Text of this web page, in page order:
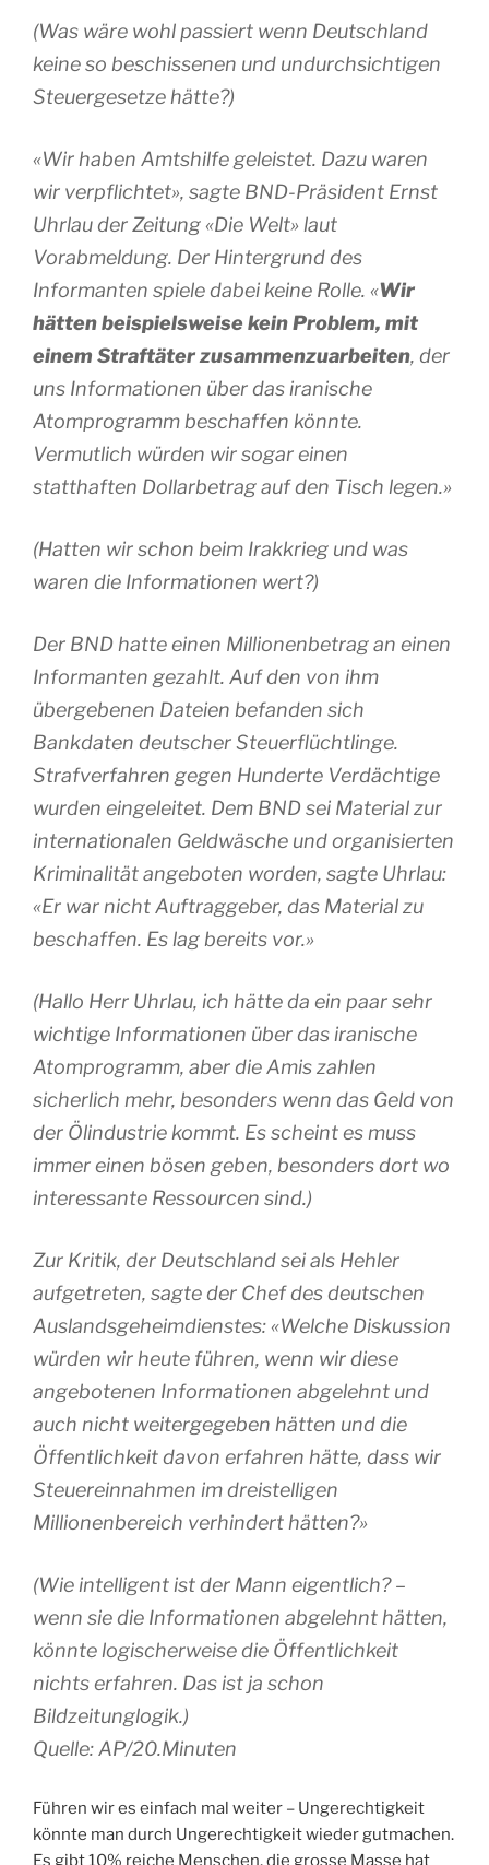
(Was wäre wohl passiert wenn Deutschland
keine so beschissenen und undurchsichtigen
Steuergesetze hätte?)
«Wir haben Amtshilfe geleistet. Dazu waren
wir verpflichtet», sagte BND-Präsident Ernst
Uhrlau der Zeitung «Die Welt» laut
Vorabmeldung. Der Hintergrund des
Informanten spiele dabei keine Rolle. «Wir
hätten beispielsweise kein Problem, mit
einem Straftäter zusammenzuarbeiten, der
uns Informationen über das iranische
Atomprogramm beschaffen könnte.
Vermutlich würden wir sogar einen
statthaften Dollarbetrag auf den Tisch legen.»
(Hatten wir schon beim Irakkrieg und was
waren die Informationen wert?)
Der BND hatte einen Millionenbetrag an einen
Informanten gezahlt. Auf den von ihm
übergebenen Dateien befanden sich
Bankdaten deutscher Steuerflüchtlinge.
Strafverfahren gegen Hunderte Verdächtige
wurden eingeleitet. Dem BND sei Material zur
internationalen Geldwäsche und organisierten
Kriminalität angeboten worden, sagte Uhrlau:
«Er war nicht Auftraggeber, das Material zu
beschaffen. Es lag bereits vor.»
(Hallo Herr Uhrlau, ich hätte da ein paar sehr
wichtige Informationen über das iranische
Atomprogramm, aber die Amis zahlen
sicherlich mehr, besonders wenn das Geld von
der Ölindustrie kommt. Es scheint es muss
immer einen bösen geben, besonders dort wo
interessante Ressourcen sind.)
Zur Kritik, der Deutschland sei als Hehler
aufgetreten, sagte der Chef des deutschen
Auslandsgeheimdienstes: «Welche Diskussion
würden wir heute führen, wenn wir diese
angebotenen Informationen abgelehnt und
auch nicht weitergegeben hätten und die
Öffentlichkeit davon erfahren hätte, dass wir
Steuereinnahmen im dreistelligen
Millionenbereich verhindert hätten?»
(Wie intelligent ist der Mann eigentlich? –
wenn sie die Informationen abgelehnt hätten,
könnte logischerweise die Öffentlichkeit
nichts erfahren. Das ist ja schon
Bildzeitunglogik.)
Quelle: AP/20.Minuten
Führen wir es einfach mal weiter – Ungerechtigkeit
könnte man durch Ungerechtigkeit wieder gutmachen.
Es gibt 10% reiche Menschen, die grosse Masse hat